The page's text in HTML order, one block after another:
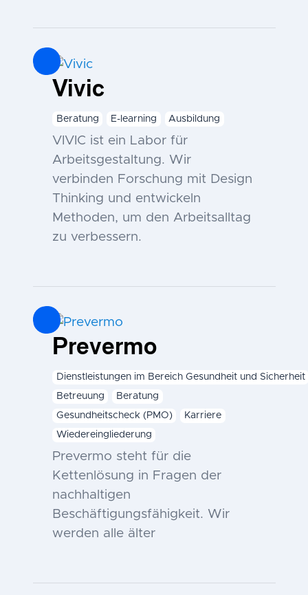
Vivic
Beratung E-learning Ausbildung
VIVIC ist ein Labor für
Arbeitsgestaltung. Wir
verbinden Forschung mit Design
Thinking und entwickeln
Methoden, um den Arbeitsalltag
zu verbessern.
Prevermo
Dienstleistungen im Bereich Gesundheit und Sicherheit
Betreuung
Beratung
Gesundheitscheck (PMO)
Karriere
Wiedereingliederung
Prevermo steht für die
Kettenlösung in Fragen der
nachhaltigen
Beschäftigungsfähigkeit. Wir
werden alle älter